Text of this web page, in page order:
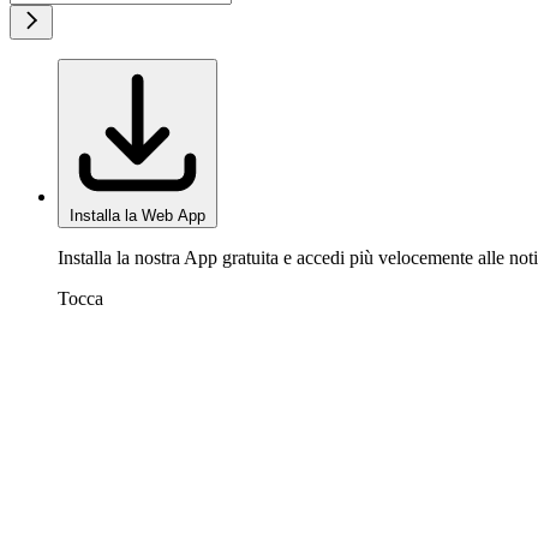
Installa la Web App
Installa la nostra App gratuita e accedi più velocemente alle
Tocca